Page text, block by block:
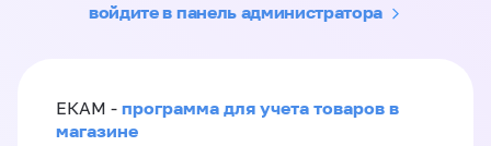
войдите в панель администратора
ЕКАМ - программа для учета товаров в
магазине